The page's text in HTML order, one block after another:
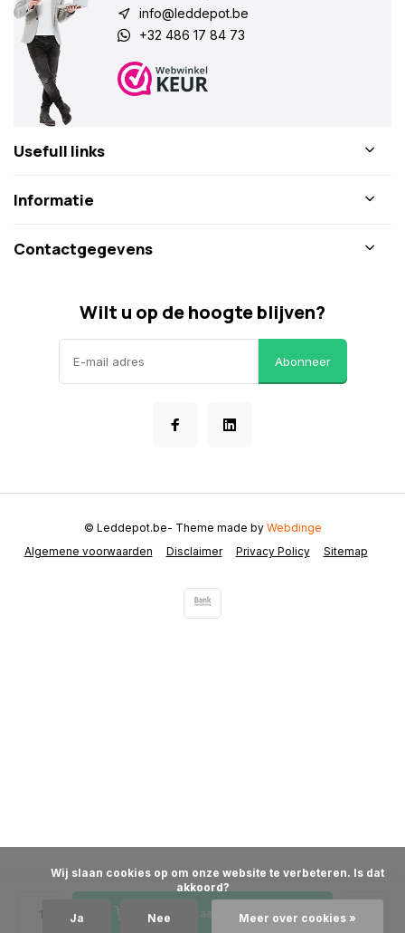
Toevoegen aan winkelwagen
info@leddepot.be
+32 486 17 84 73
Usefull links
Informatie
Contactgegevens
Wilt u op de hoogte blijven?
Abonneer
Algemene voorwaarden Disclaimer Privacy Policy Sitemap
© Leddepot.be- Theme made by Webdinge
akkoord?
Ja Nee Meer over cookies »